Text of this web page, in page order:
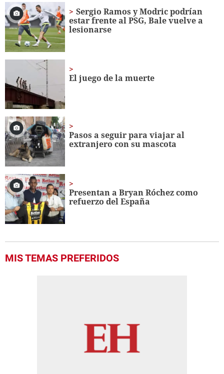
minute,
41
seconds
Sergio Ramos y Modric podrían
estar frente al PSG, Bale vuelve a
lesionarse
El juego de la muerte
Pasos a seguir para viajar al
extranjero con su mascota
Presentan a Bryan Róchez como
refuerzo del España
MIS TEMAS PREFERIDOS